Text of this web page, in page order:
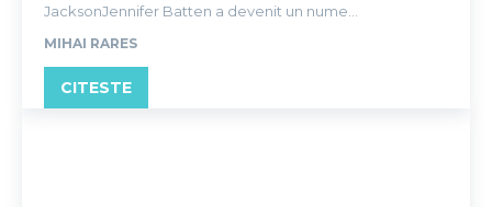
JacksonJennifer Batten a devenit un nume...
MIHAI RARES
CITESTE